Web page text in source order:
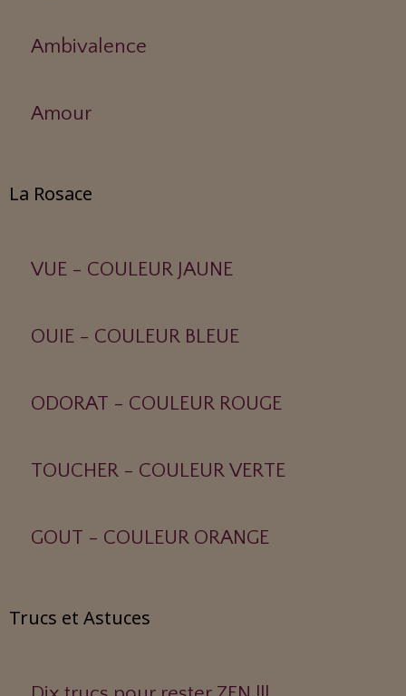
Ambivalence
Amour
La Rosace
VUE - COULEUR JAUNE
OUIE - COULEUR BLEUE
ODORAT - COULEUR ROUGE
TOUCHER - COULEUR VERTE
GOUT - COULEUR ORANGE
Trucs et Astuces